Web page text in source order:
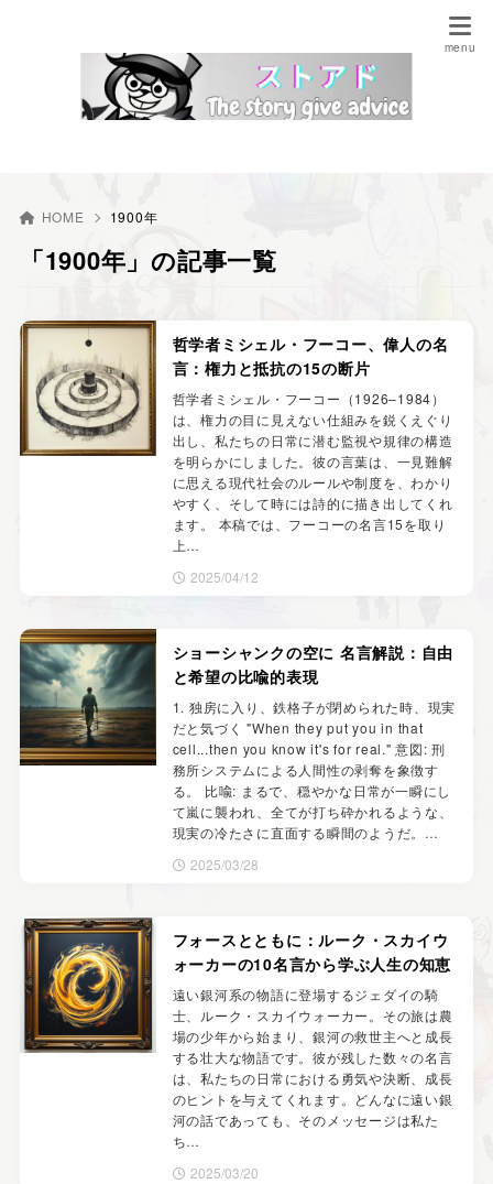
HOME 1900年
「1900年」の記事一覧
哲学者ミシェル・フーコー、偉人の名
言：権力と抵抗の15の断片
哲学者ミシェル・フーコー（1926–1984）
は、権力の目に見えない仕組みを鋭くえぐり
出し、私たちの日常に潜む監視や規律の構造
を明らかにしました。彼の言葉は、一見難解
に思える現代社会のルールや制度を、わかり
やすく、そして時には詩的に描き出してくれ
ます。 本稿では、フーコーの名言15を取り
上…
2025/04/12
ショーシャンクの空に 名言解説：自由
と希望の比喩的表現
1. 独房に入り、鉄格子が閉められた時、現実
だと気づく "When they put you in that
cell...then you know it's for real." 意図: 刑
務所システムによる人間性の剥奪を象徴す
る。 比喩: まるで、穏やかな日常が一瞬にし
て嵐に襲われ、全てが打ち砕かれるような、
現実の冷たさに直面する瞬間のようだ。…
2025/03/28
フォースとともに：ルーク・スカイウ
ォーカーの10名言から学ぶ人生の知恵
遠い銀河系の物語に登場するジェダイの騎
士、ルーク・スカイウォーカー。その旅は農
場の少年から始まり、銀河の救世主へと成長
する壮大な物語です。彼が残した数々の名言
は、私たちの日常における勇気や決断、成長
のヒントを与えてくれます。どんなに遠い銀
河の話であっても、そのメッセージは私た
ち…
2025/03/20